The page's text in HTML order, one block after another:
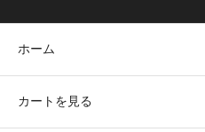
ホーム
カートを見る